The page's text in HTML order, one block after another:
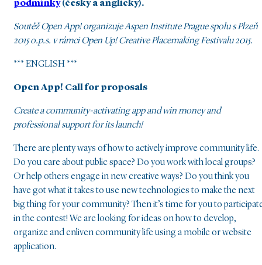
podmínky(česky a anglicky).
Soutěž Open App! organizuje Aspen Institute Prague spolu s Plzeň
2015 o.p.s. v rámci Open Up! Creative Placemaking Festivalu 2015.
*** ENGLISH ***
Open App! Call for proposals
Create a community-activating app and win money and
professional support for its launch!
There are plenty ways of how to actively improve community life.
Do you care about public space? Do you work with local groups?
Or help others engage in new creative ways? Do you think you
have got what it takes to use new technologies to make the next
big thing for your community? Then it’s time for you to
in the contest! We are looking for ideas on how to develop,
organize and enliven community life using a mobile or website
application.